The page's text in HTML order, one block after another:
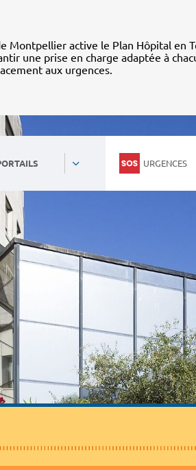
Montpellier active le Plan Hôpital en
une prise en charge adaptée à
aux urgences.
URGENCES